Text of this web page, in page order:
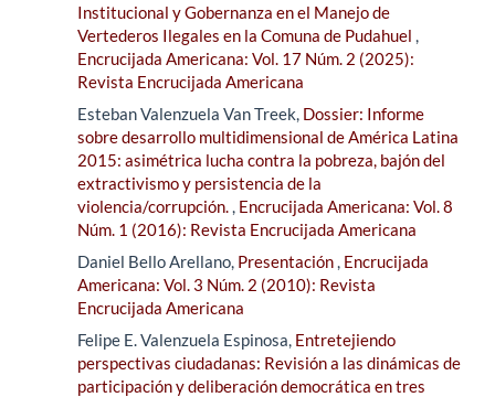
Institucional y Gobernanza en el Manejo de
Vertederos Ilegales en la Comuna de Pudahuel ,
Encrucijada Americana: Vol. 17 Núm. 2 (2025):
Revista Encrucijada Americana
Esteban Valenzuela Van Treek, Dossier: Informe
sobre desarrollo multidimensional de América Latina
2015: asimétrica lucha contra la pobreza, bajón del
extractivismo y persistencia de la
violencia/corrupción., Encrucijada Americana: Vol. 8
Núm. 1 (2016): Revista Encrucijada Americana
Daniel Bello Arellano, Presentación, Encrucijada
Americana: Vol. 3 Núm. 2 (2010): Revista
Encrucijada Americana
Felipe E. Valenzuela Espinosa, Entretejiendo
perspectivas ciudadanas: Revisión a las dinámicas de
participación y deliberación democrática en tres